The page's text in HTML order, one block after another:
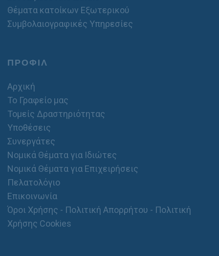
Θέματα κατοίκων Εξωτερικού
Συμβολαιογραφικές Υπηρεσίες
ΠΡΟΦΙΛ
Αρχική
Το Γραφείο μας
Τομείς Δραστηριότητας
Υποθέσεις
Συνεργάτες
Νομικά Θέματα για Ιδιώτες
Νομικά Θέματα για Επιχειρήσεις
Πελατολόγιο
Επικοινωνία
Όροι Χρήσης - Πολιτική Απορρήτου - Πολιτική
Χρήσης Cookies